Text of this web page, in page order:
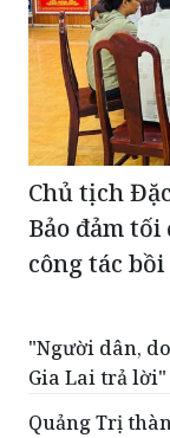
Chủ tịch
Bảo đảm
công tác
"Người dân,
Gia Lai trả lời"
Quảng Trị